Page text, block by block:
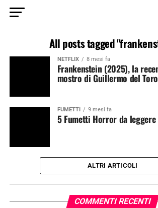
All posts tagged
NETFLIX 8 mesi fa
Frankenstein (2025), la
mostro di Guillermo del Toro
FUMETTI 9 mesi fa
5 Fumetti Horror da leggere
ALTRI ARTICOLI
COMMENTI RECENTI